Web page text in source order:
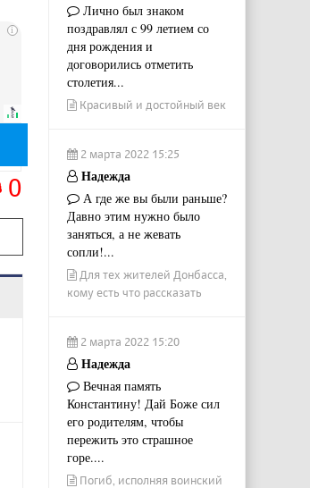
i
0
Лично был знаком
поздравлял с 99 летием со
дня рождения и
договорились отметить
столетия...
Красивый и достойный век
2 марта 2022 15:25
Надежда
А где же вы были раньше?
Давно этим нужно было
заняться, а не жевать
сопли!...
Для тех жителей Донбасса,
кому есть что рассказать
2 марта 2022 15:20
Надежда
Вечная память
Константину! Дай Боже сил
его родителям, чтобы
пережить это страшное
горе....
Погиб, исполняя воинский